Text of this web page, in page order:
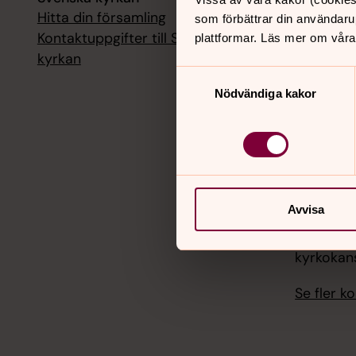
som förbättrar din
plattformar. Läs mer om
Nödvändiga kakor
Avvisa
Hitta din församling
Kontaktuppgifter till Svenska
kyrkan
18
Se fler